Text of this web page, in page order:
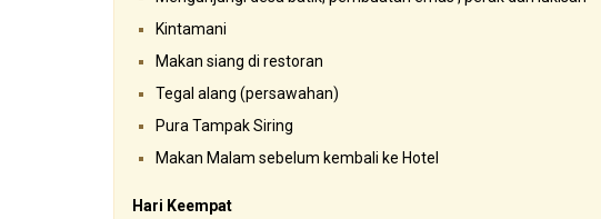
Kintamani
Makan siang di restoran
Tegal alang (persawahan)
Pura Tampak Siring
Makan Malam sebelum kembali ke Hotel
Hari Keempat